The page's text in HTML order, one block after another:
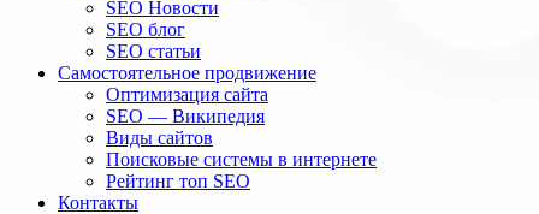
SEO Новости
SEO блог
SEO статьи
Самостоятельное продвижение
Оптимизация сайта
SEO — Википедия
Виды сайтов
Поисковые системы в интернете
Рейтинг топ SEO
Контакты